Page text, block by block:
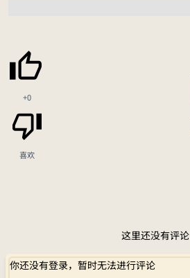
+0
喜欢
这里还没有评论
你还没有登录，暂时无法进行评论